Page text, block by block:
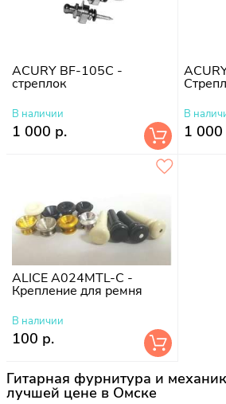
ACURY BF-105C -
стреплок
В наличии
1 000 р.
В
1 000
ALICE A024MTL-C -
Крепление для ремня
В наличии
100 р.
Гитарная фурнитура и
лучшей цене в Омске